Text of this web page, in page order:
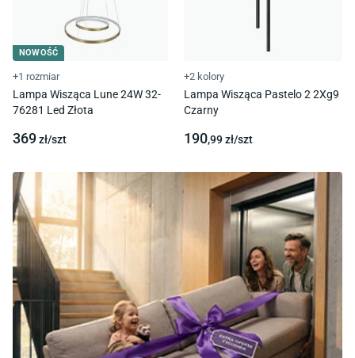
NOWOŚĆ
+1 rozmiar
Lampa Wisząca Lune 24W 32-
76281 Led Złota
369zł/szt
+2 kolory
Lampa Wisząca Pastelo 2 2Xg9
Czarny
190,99zł/szt